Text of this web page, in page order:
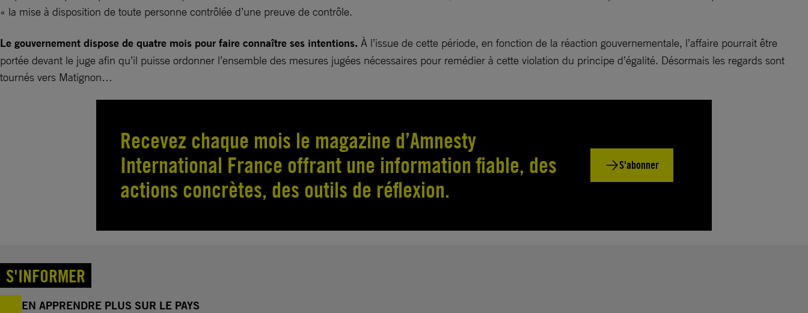
« la mise à disposition de toute personne contrôlée d’une preuve de contrôle.
Le gouvernement dispose de quatre mois pour faire connaître ses intentions. À l’issue de cette période, en fonction de la réaction gouvernementale, l’affaire pourrait être
portée devant le juge afin qu’il puisse ordonner l’ensemble des mesures jugées nécessaires pour remédier à cette violation du principe d’égalité. Désormais les regards sont
tournés vers Matignon…
Recevez chaque mois le magazine d’Amnesty
International France offrant une information fiable, des
actions concrètes, des outils de réflexion.
S'abonner
S'INFORMER
EN APPRENDRE PLUS SUR LE PAYS